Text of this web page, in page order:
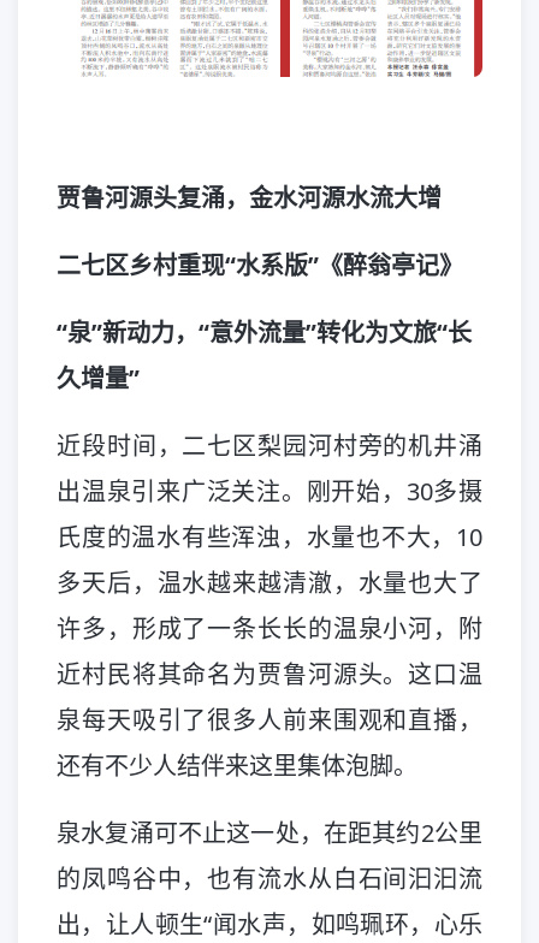
贾鲁河源头复涌，金水河源水流大增
二七区乡村重现“水系版”《醉翁亭记》
“泉”新动力，“意外流量”转化为文旅“长
久增量”
近段时间，二七区梨园河村旁的机井涌
出温泉引来广泛关注。刚开始，30多摄
氏度的温水有些浑浊，水量也不大，10
多天后，温水越来越清澈，水量也大了
许多，形成了一条长长的温泉小河，附
近村民将其命名为贾鲁河源头。这口温
泉每天吸引了很多人前来围观和直播，
还有不少人结伴来这里集体泡脚。
泉水复涌可不止这一处，在距其约2公里
的凤鸣谷中，也有流水从白石间汩汩流
出，让人顿生“闻水声，如鸣珮环，心乐